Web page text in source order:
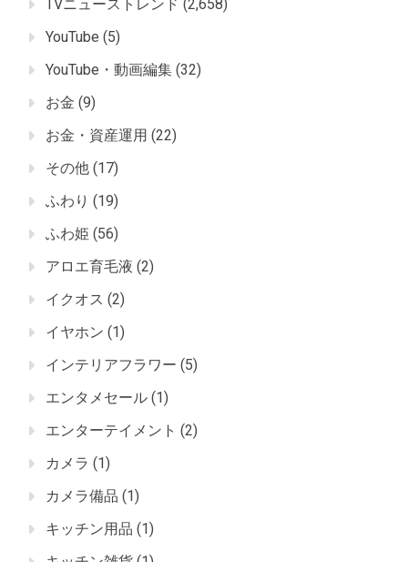
TVニューストレンド (2,658)
YouTube (5)
YouTube・動画編集 (32)
お金 (9)
お金・資産運用 (22)
その他 (17)
ふわり (19)
ふわ姫 (56)
アロエ育毛液 (2)
イクオス (2)
イヤホン (1)
インテリアフラワー (5)
エンタメセール (1)
エンターテイメント (2)
カメラ (1)
カメラ備品 (1)
キッチン用品 (1)